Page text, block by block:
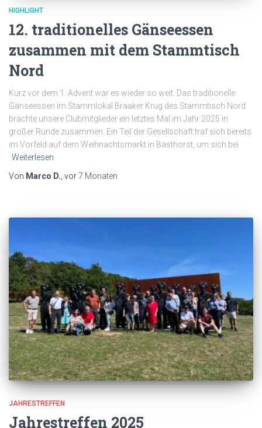
HIGHLIGHT
12. traditionelles Gänseessen
zusammen mit dem Stammtisch
Nord
Kurz vor dem 1. Advent war es wieder so weit: Das traditionelle
Gänseessen im Stammlokal Braaker Krug des Stammtisch Nord
brachte unsere Clubmitglieder ein letztes Mal im Jahr 2025 in
großer Runde zusammen. Ein Teil der Gesellschaft traf sich bereits
im Vorfeld auf dem Weihnachtsmarkt in Basthorst, um sich bei
Weiterlesen
Von Marco D., vor7 Monaten
JAHRESTREFFEN
Jahrestreffen 2025